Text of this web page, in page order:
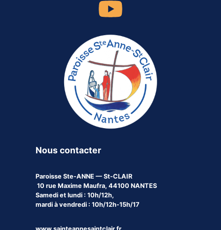
Nous contacter
Paroisse Ste-ANNE — St-CLAIR
10 rue Maxime Maufra, 44100 NANTES
Samedi et lundi : 10h/12h,
mardi à vendredi : 10h/12h-15h/17